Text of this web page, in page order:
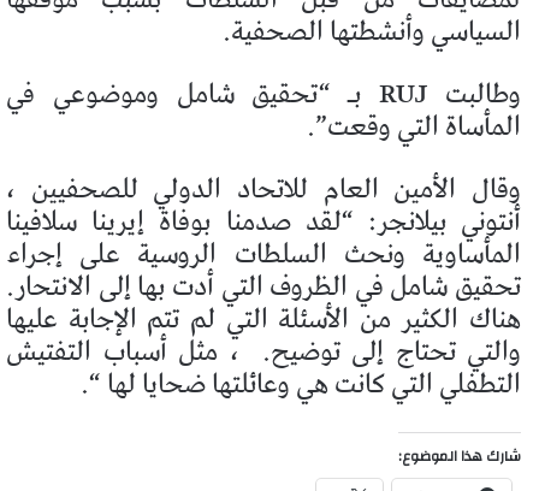
السياسي وأنشطتها الصحفية.
وطالبت RUJ بـ “تحقيق شامل وموضوعي في
المأساة التي وقعت”.
وقال الأمين العام للاتحاد الدولي للصحفيين ،
أنتوني بيلانجر: “لقد صدمنا بوفاة إيرينا سلافينا
المأساوية ونحث السلطات الروسية على إجراء
تحقيق شامل في الظروف التي أدت بها إلى الانتحار.
هناك الكثير من الأسئلة التي لم تتم الإجابة عليها
والتي تحتاج إلى توضيح. ، مثل أسباب التفتيش
التطفلي التي كانت هي وعائلتها ضحايا لها “.
شارك هذا الموضوع: